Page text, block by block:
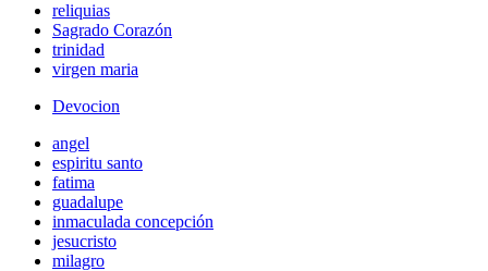
reliquias
Sagrado Corazón
trinidad
virgen maria
Devocion
angel
espiritu santo
fatima
guadalupe
inmaculada concepción
jesucristo
milagro